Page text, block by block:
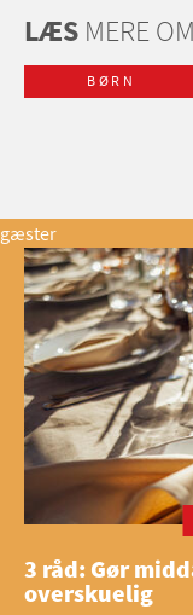
LÆS MERE OM
BØRN
gæster
3 råd: Gør
overskuelig